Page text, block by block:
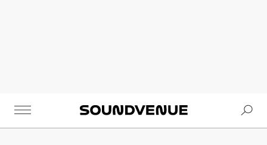
Soundvenue